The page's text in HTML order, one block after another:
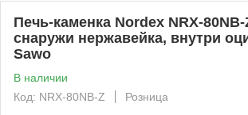
Печь-каменка Nordex NRX-
снаружи нержавейка, внутри
Sawo
В наличии
Код: NRX-80NB-Z
Розница